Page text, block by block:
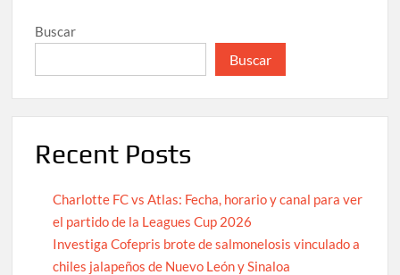
Buscar
Buscar
Recent Posts
Charlotte FC vs Atlas: Fecha, horario y canal para ver
el partido de la Leagues Cup 2026
Investiga Cofepris brote de salmonelosis vinculado a
chiles jalapeños de Nuevo León y Sinaloa